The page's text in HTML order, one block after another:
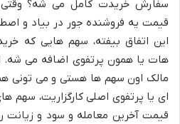
سفارش خریدت کامل می شه؟
قیمت یه فروشنده جور در بیاد و
این اتفاق بیفته، سهم هایی که
هات یا همون پرتفوی اضافه می شه.
مالک اون سهم ها هستی و می تونی
ای یا پرتفوی اصلی کارگزاریت، سهم
قیمت آخرین معامله و سود و